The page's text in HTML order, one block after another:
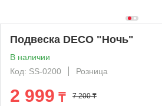
Подвеска DECO "Ночь"
В наличии
Код: SS-0200
Розница
2 999 ₸ 7 200 ₸